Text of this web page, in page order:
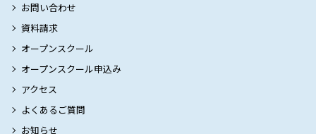
お問い合わせ
資料請求
オープンスクール
オープンスクール申込み
アクセス
よくあるご質問
お知らせ